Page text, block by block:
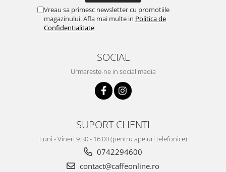
Vreau sa primesc newsletter cu promotiile
magazinului. Afla mai multe in Politica de
Confidentialitate
SOCIAL
Urmareste-ne in social media
SUPORT CLIENTI
Luni - Vineri 9:30 - 16:00 (pentru apeluri telefonice)
0742294600
contact@caffeonline.ro